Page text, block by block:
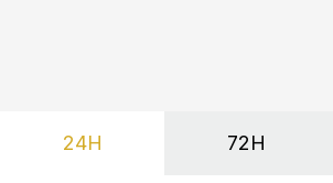
24H 72H